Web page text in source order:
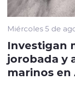
Miércoles 5 de
Investigan
jorobada y
marinos